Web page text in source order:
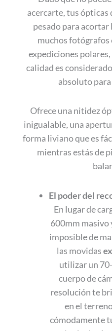
acercarte, tus ópticas
pesado para acortar
muchos fotógrafos
expediciones polares,
calidad es
absoluto
Ofrece una nitidez
inigualable, una
forma liviano que es
mientras estás de
El poder del
En lugar de
600mm masivo
imposible de
las movidas
utilizar un
cuerpo de
resolución te
en el
cómodamente